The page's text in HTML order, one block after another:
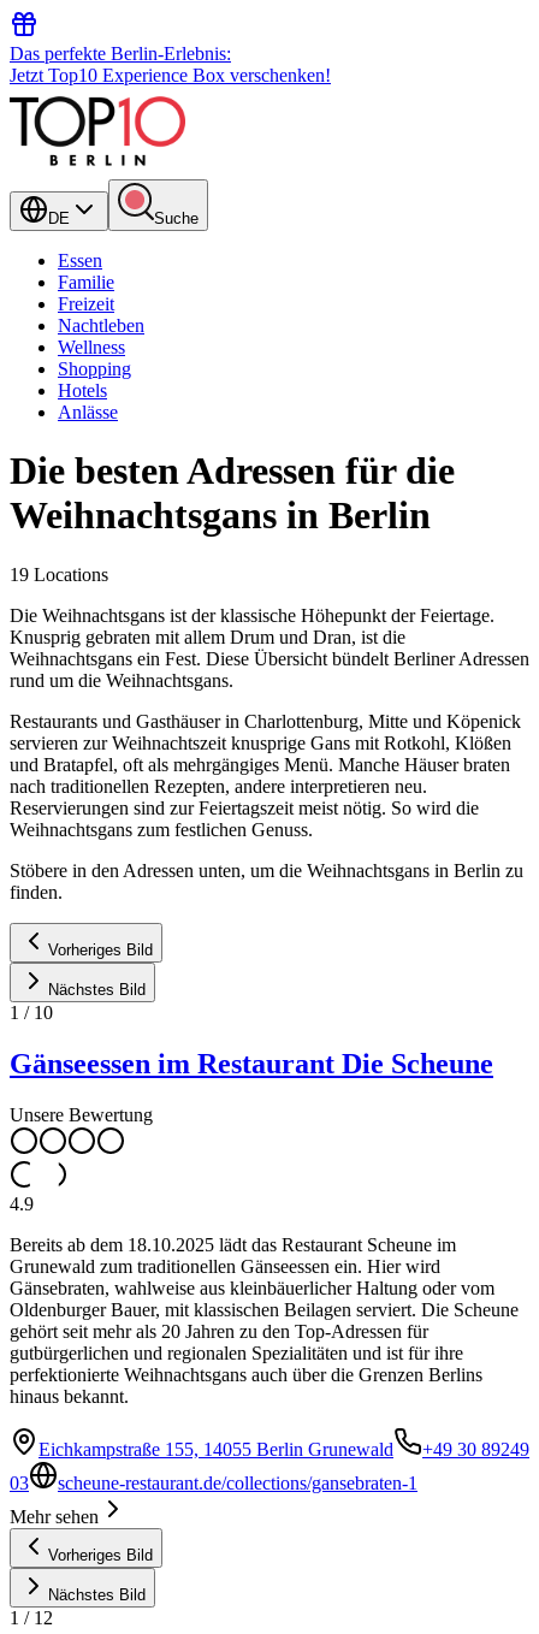
Das perfekte Berlin-Erlebnis:
Jetzt Top10 Experience Box verschenken!
DE Suche
Essen
Familie
Freizeit
Nachtleben
Wellness
Shopping
Hotels
Anlässe
Die besten Adressen für die
Weihnachtsgans in Berlin
19 Locations
Die Weihnachtsgans ist der klassische Höhepunkt der Feiertage.
Knusprig gebraten mit allem Drum und Dran, ist die
Weihnachtsgans ein Fest. Diese Übersicht bündelt Berliner Adressen
rund um die Weihnachtsgans.
Restaurants und Gasthäuser in Charlottenburg, Mitte und Köpenick
servieren zur Weihnachtszeit knusprige Gans mit Rotkohl, Klößen
und Bratapfel, oft als mehrgängiges Menü. Manche Häuser braten
nach traditionellen Rezepten, andere interpretieren neu.
Reservierungen sind zur Feiertagszeit meist nötig. So wird die
Weihnachtsgans zum festlichen Genuss.
Stöbere in den Adressen unten, um die Weihnachtsgans in Berlin zu
finden.
Vorheriges Bild
Nächstes Bild
1 / 10
Gänseessen im Restaurant Die Scheune
Unsere Bewertung
4.9
Bereits ab dem 18.10.2025 lädt das Restaurant Scheune im
Grunewald zum traditionellen Gänseessen ein. Hier wird
Gänsebraten, wahlweise aus kleinbäuerlicher Haltung oder vom
Oldenburger Bauer, mit klassischen Beilagen serviert. Die Scheune
gehört seit mehr als 20 Jahren zu den Top-Adressen für
gutbürgerlichen und regionalen Spezialitäten und ist für ihre
perfektionierte Weihnachtsgans auch über die Grenzen Berlins
hinaus bekannt.
Eichkampstraße 155, 14055 Berlin Grunewald
+49 30 89249
03
scheune-restaurant.de/collections/gansebraten-1
Mehr sehen
Vorheriges Bild
Nächstes Bild
1 / 12